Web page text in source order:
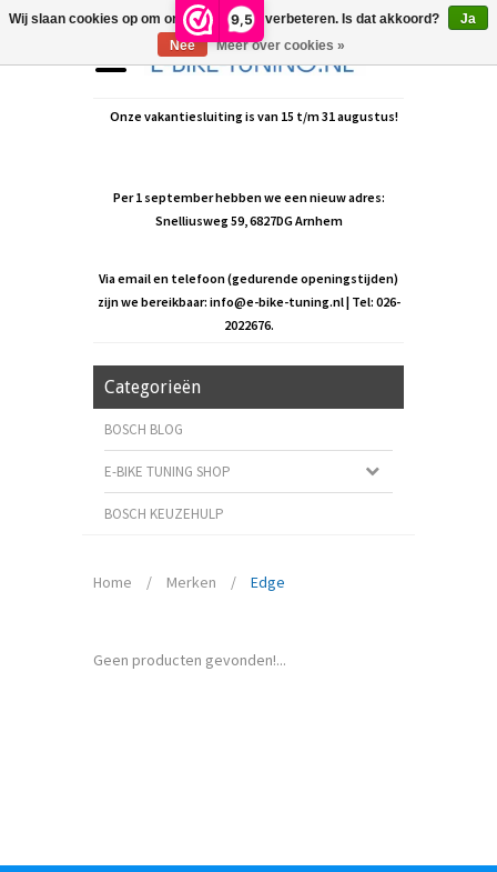
9,5
Onze vakantiesluiting is van 15 t/m 31 augustus!
Per 1 september hebben we een nieuw adres:
Snelliusweg 59, 6827DG Arnhem
Via email en telefoon (gedurende openingstijden)
zijn we bereikbaar: info@e-bike-tuning.nl| Tel: 026-
2022676.
Categorieën
BOSCH BLOG
E-BIKE TUNING SHOP
BOSCH KEUZEHULP
Home / Merken / Edge
Geen producten gevonden!...
Wij slaan cookies op om onze website te verbeteren. Is dat akkoord?
Ja
Nee
Meer over cookies »